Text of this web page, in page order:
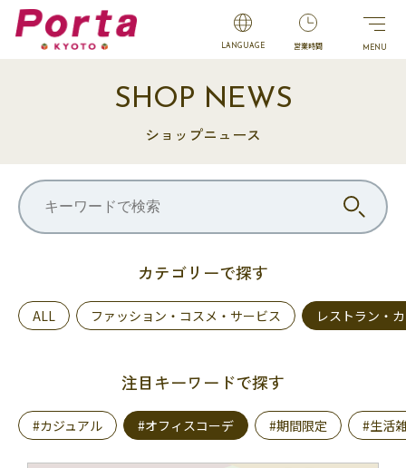
LANGUAGE 営業時間
SHOP NEWS
ショップニュース
カテゴリーで探す
ALL ファッション・コスメ・サービス レストラン・
注目キーワードで探す
#カジュアル #オフィスコーデ #期間限定 #生活